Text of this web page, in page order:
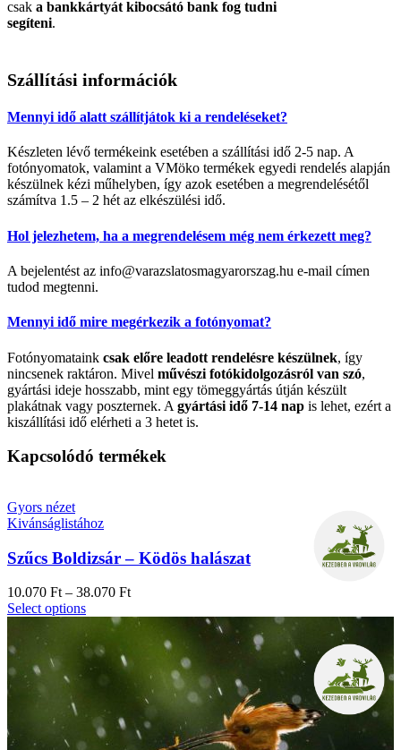
csak a bankkártyát kibocsátó bank fog tudni
segíteni.
Szállítási információk
Mennyi idő alatt szállítjátok ki a rendeléseket?
Készleten lévő termékeink esetében a szállítási idő 2-5 nap. A
fotónyomatok, valamint a VMöko termékek egyedi rendelés alapján
készülnek kézi műhelyben, így azok esetében a megrendelésétől
számítva 1.5 – 2 hét az elkészülési idő.
Hol jelezhetem, ha a megrendelésem még nem érkezett meg?
A bejelentést az info@varazslatosmagyarorszag.hu e-mail címen
tudod megtenni.
Mennyi idő mire megérkezik a fotónyomat?
Fotónyomataink csak előre leadott rendelésre készülnek, így
nincsenek raktáron. Mivel művészi fotókidolgozásról van szó,
gyártási ideje hosszabb, mint egy tömeggyártás útján készült
plakátnak vagy poszternek. A gyártási idő 7-14 nap is lehet, ezért a
kiszállítási idő elérheti a 3 hetet is.
Kapcsolódó termékek
Gyors nézet
Kivánságlistához
Szűcs Boldizsár – Ködös halászat
10.070 Ft– 38.070 Ft
Select options